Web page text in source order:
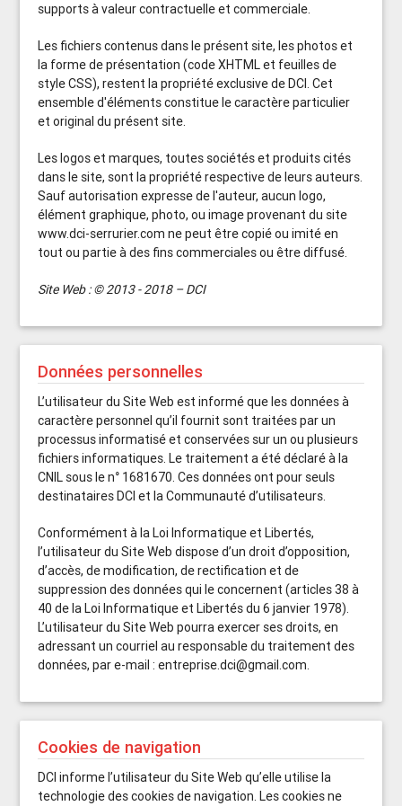
supports à valeur contractuelle et commerciale.
Les fichiers contenus dans le présent site, les photos et
la forme de présentation (code XHTML et feuilles de
style CSS), restent la propriété exclusive de DCI. Cet
ensemble d'éléments constitue le caractère particulier
et original du présent site.
Les logos et marques, toutes sociétés et produits cités
dans le site, sont la propriété respective de leurs auteurs.
Sauf autorisation expresse de l'auteur, aucun logo,
élément graphique, photo, ou image provenant du site
www.dci-serrurier.com ne peut être copié ou imité en
tout ou partie à des fins commerciales ou être diffusé.
Site Web : © 2013 - 2018 – DCI
Données personnelles
L’utilisateur du Site Web est informé que les données à
caractère personnel qu’il fournit sont traitées par un
processus informatisé et conservées sur un ou plusieurs
fichiers informatiques. Le traitement a été déclaré à la
CNIL sous le n° 1681670. Ces données ont pour seuls
destinataires DCI et la Communauté d’utilisateurs.
Conformément à la Loi Informatique et Libertés,
l’utilisateur du Site Web dispose d’un droit d’opposition,
d’accès, de modification, de rectification et de
suppression des données qui le concernent (articles 38 à
40 de la Loi Informatique et Libertés du 6 janvier 1978).
L’utilisateur du Site Web pourra exercer ses droits, en
adressant un courriel au responsable du traitement des
données, par e-mail : entreprise.dci@gmail.com.
Cookies de navigation
DCI informe l’utilisateur du Site Web qu’elle utilise la
technologie des cookies de navigation. Les cookies ne